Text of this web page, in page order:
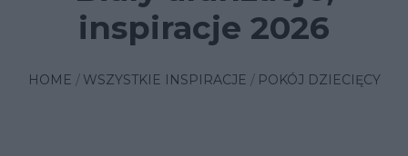
inspiracje 2026
HOME WSZYSTKIE INSPIRACJE POKÓJ DZIECIĘCY